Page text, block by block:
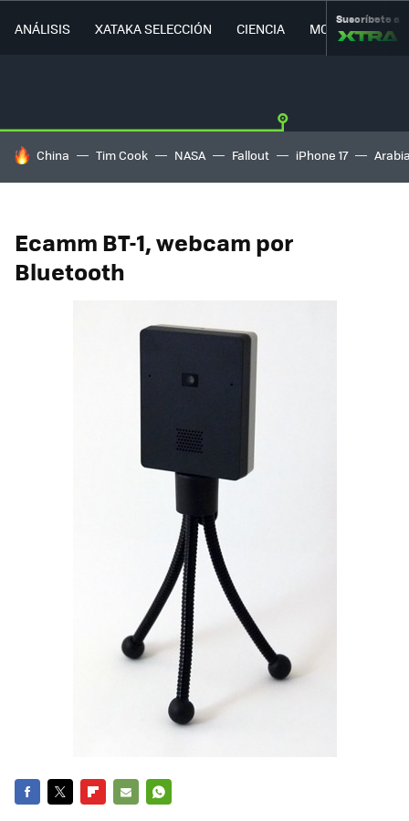
ANÁLISIS XATAKA SELECCIÓN CIENCIA MOVILIDAD
Suscríbete a
HOY SE HABLA DE
China Tim Cook NASA Fallout iPhone 17
Ecamm BT-1, webcam por
Bluetooth